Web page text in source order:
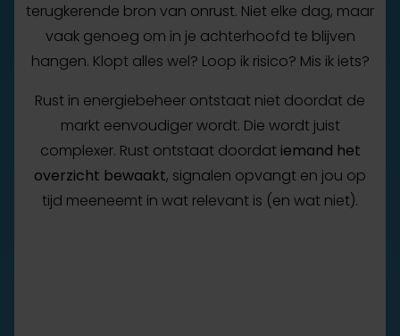
terugkerende bron van onrust. Niet elke dag, maar
vaak genoeg om in je achterhoofd te blijven
hangen. Klopt alles wel? Loop ik risico? Mis ik iets?
Rust in energiebeheer ontstaat niet doordat de
markt eenvoudiger wordt. Die wordt juist
complexer. Rust ontstaat doordat iemand het
overzicht bewaakt, signalen opvangt en jou op
tijd meeneemt in wat relevant is (en wat niet).